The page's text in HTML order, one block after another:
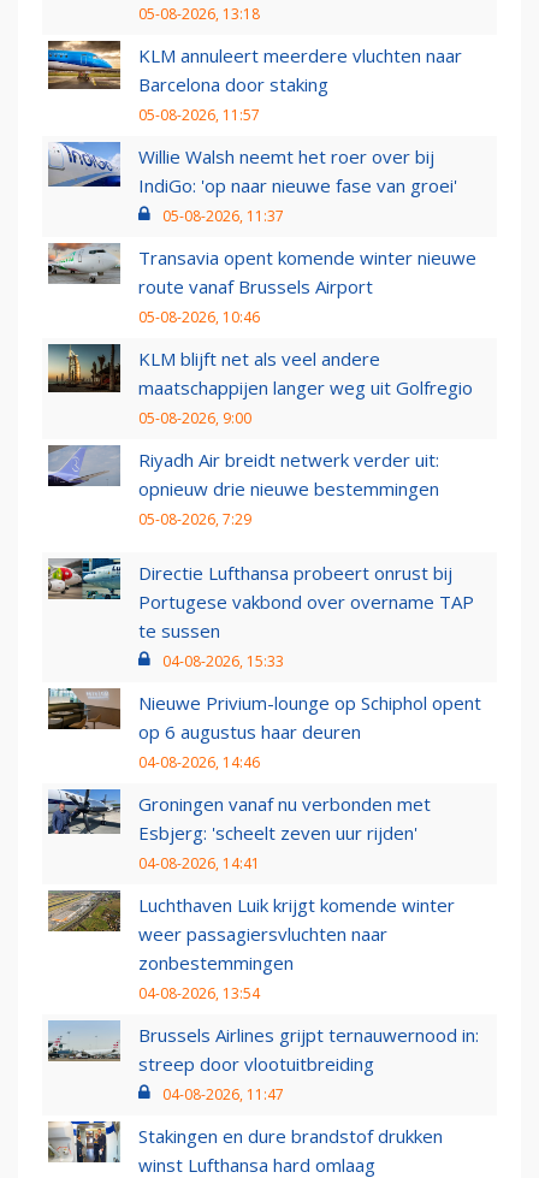
05-08-2026, 13:18
KLM annuleert meerdere vluchten naar
Barcelona door staking
05-08-2026, 11:57
Willie Walsh neemt het roer over bij
IndiGo: 'op naar nieuwe fase van groei'
05-08-2026, 11:37
Transavia opent komende winter nieuwe
route vanaf Brussels Airport
05-08-2026, 10:46
KLM blijft net als veel andere
maatschappijen langer weg uit Golfregio
05-08-2026, 9:00
Riyadh Air breidt netwerk verder uit:
opnieuw drie nieuwe bestemmingen
05-08-2026, 7:29
Directie Lufthansa probeert onrust bij
Portugese vakbond over overname TAP
te sussen
04-08-2026, 15:33
Nieuwe Privium-lounge op Schiphol opent
op 6 augustus haar deuren
04-08-2026, 14:46
Groningen vanaf nu verbonden met
Esbjerg: 'scheelt zeven uur rijden'
04-08-2026, 14:41
Luchthaven Luik krijgt komende winter
weer passagiersvluchten naar
zonbestemmingen
04-08-2026, 13:54
Brussels Airlines grijpt ternauwernood in:
streep door vlootuitbreiding
04-08-2026, 11:47
Stakingen en dure brandstof drukken
winst Lufthansa hard omlaag